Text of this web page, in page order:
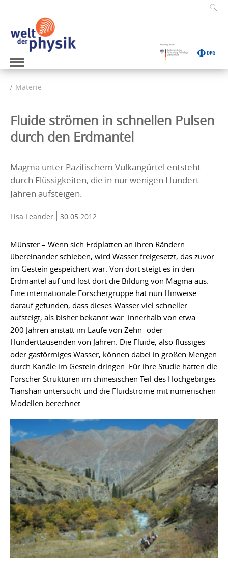
Materie
Fluide strömen in schnellen Pulsen
durch den Erdmantel
Magma unter Pazifischem Vulkangürtel entsteht
durch Flüssigkeiten, die in nur wenigen Hundert
Jahren aufsteigen.
Lisa Leander 30.05.2012
Münster – Wenn sich Erdplatten an ihren Rändern
übereinander schieben, wird Wasser freigesetzt, das zuvor
im Gestein gespeichert war. Von dort steigt es in den
Erdmantel auf und löst dort die Bildung von Magma aus.
Eine internationale Forschergruppe hat nun Hinweise
darauf gefunden, dass dieses Wasser viel schneller
aufsteigt, als bisher bekannt war: innerhalb von etwa
200 Jahren anstatt im Laufe von Zehn- oder
Hunderttausenden von Jahren. Die Fluide, also flüssiges
oder gasförmiges Wasser, können dabei in großen Mengen
durch Kanäle im Gestein dringen. Für ihre Studie hatten die
Forscher Strukturen im chinesischen Teil des Hochgebirges
Tianshan untersucht und die Fluidströme mit numerischen
Modellen berechnet.